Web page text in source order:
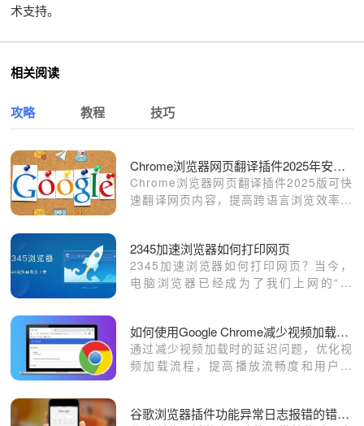
术支持。
相关阅读
攻略 教程 技巧
Chrome浏览器网页翻译插件2025年安装与使用教程
Chrome浏览器网页翻译插件2025版可快
速翻译网页内容，提高跨语言浏览效率。
2345加速浏览器如何打印网页
2345加速浏览器如何打印网页？当今，
电脑浏览器已经成为了我们上网的“标
到搜索、截图、翻译等功能；
如何使用Google Chrome减少视频加载时的延迟问题
通过减少视频加载时的延迟问题，优化视
频加载流程，提高播放流畅度和用户体
谷歌浏览器插件功能异常日志报错的错误分析方法